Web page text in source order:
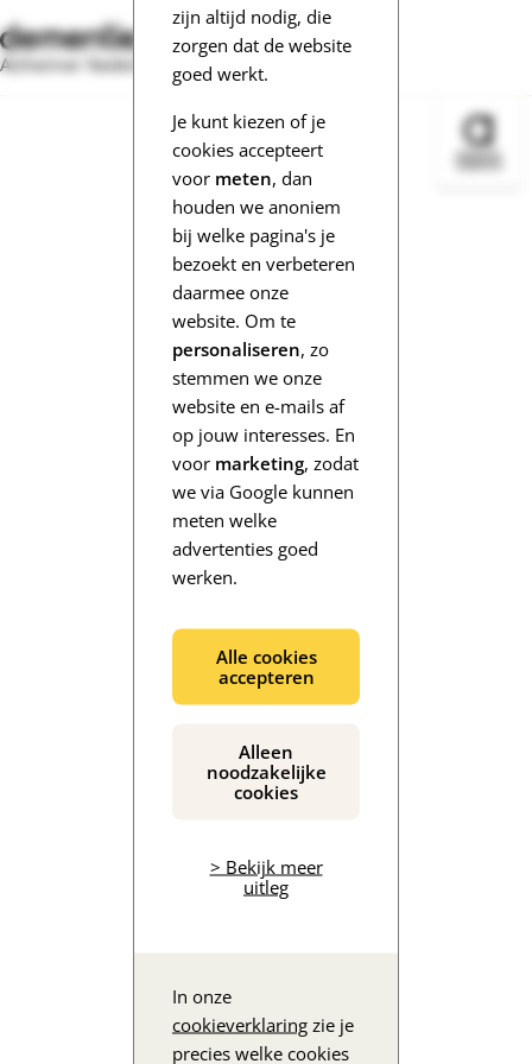
zijn altijd nodig, die
zorgen dat de website
goed werkt.
Je kunt kiezen of je
cookies accepteert
voor meten, dan
houden we anoniem
bij welke pagina's je
bezoekt en verbeteren
daarmee onze
website. Om te
personaliseren, zo
stemmen we onze
website en e-mails af
op jouw interesses. En
voor marketing, zodat
we via Google kunnen
meten welke
advertenties goed
werken.
Alle cookies
accepteren
Alleen
noodzakelijke
cookies
> Bekijk meer
uitleg
In onze
cookieverklaring zie je
precies welke cookies
Alzheimer Nederland
De inhoud wordt geladen...